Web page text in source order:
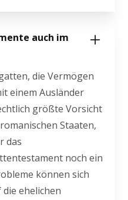
auch im
die Vermögen
einem Ausländer
größte Vorsicht
Staaten,
das
noch ein
können sich
ehelichen